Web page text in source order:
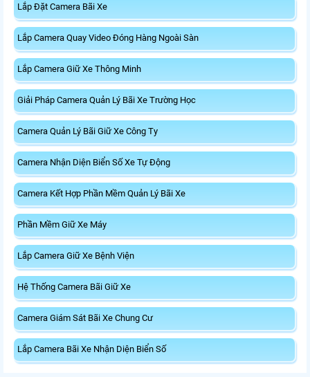
Lắp Đặt Camera Bãi Xe
Lắp Camera Quay Video Đóng Hàng Ngoài Sàn
Lắp Camera Giữ Xe Thông Minh
Giải Pháp Camera Quản Lý Bãi Xe Trường Học
Camera Quản Lý Bãi Giữ Xe Công Ty
Camera Nhận Diện Biển Số Xe Tự Động
Camera Kết Hợp Phần Mềm Quản Lý Bãi Xe
Phần Mềm Giữ Xe Máy
Lắp Camera Giữ Xe Bệnh Viện
Hệ Thống Camera Bãi Giữ Xe
Camera Giám Sát Bãi Xe Chung Cư
Lắp Camera Bãi Xe Nhận Diện Biển Số